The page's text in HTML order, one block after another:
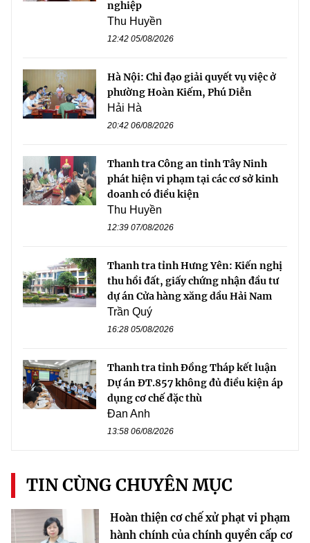
nghiệp
Thu Huyền
12:42 05/08/2026
Hà Nội: Chỉ đạo giải quyết vụ việc ở
phường Hoàn Kiếm, Phú Diễn
Hải Hà
20:42 06/08/2026
Thanh tra Công an tỉnh Tây Ninh
phát hiện vi phạm tại các cơ sở kinh
doanh có điều kiện
Thu Huyền
12:39 07/08/2026
Thanh tra tỉnh Hưng Yên: Kiến nghị
thu hồi đất, giấy chứng nhận đầu tư
dự án Cửa hàng xăng dầu Hải Nam
Trần Quý
16:28 05/08/2026
Thanh tra tỉnh Đồng Tháp kết luận
Dự án ĐT.857 không đủ điều kiện áp
dụng cơ chế đặc thù
Đan Anh
13:58 06/08/2026
TIN CÙNG CHUYÊN MỤC
Hoàn thiện cơ chế xử phạt vi phạm
hành chính của chính quyền cấp cơ